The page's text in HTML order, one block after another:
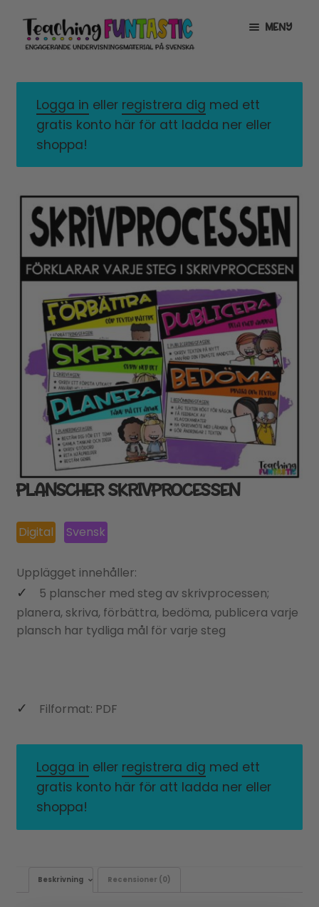
Hoppa
till
navigering
Gå
till
innehåll
MENY
MITT KONTO
GRATISMATERIAL
LICENSER
EXPANDERA
UNDERMENY
TYPSNITT
Logga in eller registrera dig med ett
gratis konto här för att ladda ner eller
shoppa!
PLANSCHER SKRIVPROCESSEN
Digital Svensk
Upplägget innehåller:
5 planscher med steg av skrivprocessen;
planera, skriva, förbättra, bedöma, publicera varje
plansch har tydliga mål för varje steg
Filformat: PDF
Logga in eller registrera dig med ett
gratis konto här för att ladda ner eller
shoppa!
Beskrivning Recensioner (0)